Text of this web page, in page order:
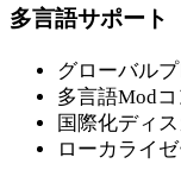
多言語サポート
グローバル
多言語Mod
国際化ディ
ローカライ